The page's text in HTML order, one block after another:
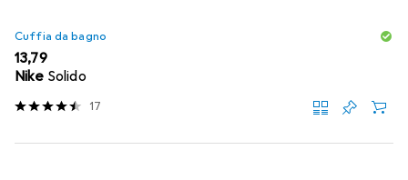
Cuffia da bagno
EUR
13,79
Nike Solido
17